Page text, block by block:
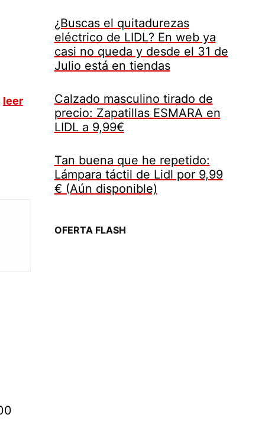
leer
¿Buscas el quitadurezas
eléctrico de LIDL? En web ya
casi no queda y desde el 31 de
Julio está en tiendas
Calzado masculino tirado de
precio: Zapatillas ESMARA en
LIDL a 9,99€
Tan buena que he repetido:
Lámpara táctil de Lidl por 9,99
€ (Aún disponible)
OFERTA FLASH